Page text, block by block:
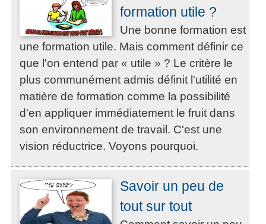
formation utile ?
Une bonne formation est
une formation utile. Mais comment définir ce
que l'on entend par « utile » ? Le critère le
plus communément admis définit l'utilité en
matière de formation comme la possibilité
d'en appliquer immédiatement le fruit dans
son environnement de travail. C'est une
vision réductrice. Voyons pourquoi.
Savoir un peu de
tout sur tout